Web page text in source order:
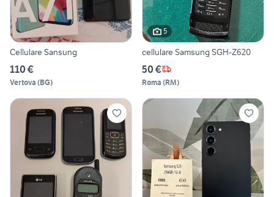
Cellulare Sansung
110 €
Vertova (BG)
5
cellulare Samsung SGH-Z620
50 €
Roma (RM)